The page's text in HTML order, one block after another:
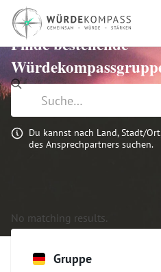
Finde bestehende
Du kannst nach Land, Stadt/
des Ansprechpartners suchen.
No matching results.
Gruppe